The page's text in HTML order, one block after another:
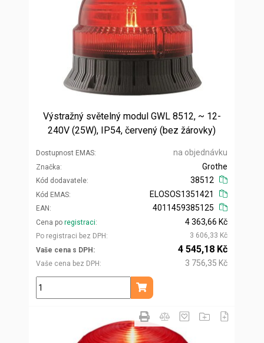
Výstražný světelný modul GWL 8512, ~ 12-
240V (25W), IP54, červený (bez žárovky)
Dostupnost EMAS na objednávku
Značka
Kód dodavatele
Grothe
38512
Kód EMAS
EAN
ELOSOS1351421
4011459385125
Cena po registraci
Po registraci bez DPH
4 363,66 Kč
3 606,33 Kč
Vaše cena s DPH
Vaše cena bez DPH
4 545,18 Kč
3 756,35 Kč
ks
Přidat do košíku